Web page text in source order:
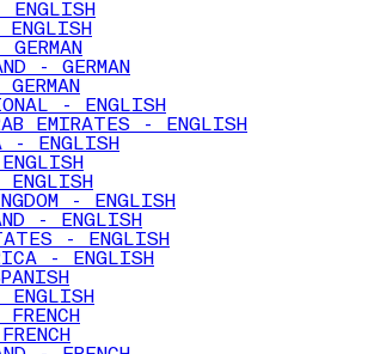
ENGLISH
- GERMAN
- ENGLISH
EMIRATES - ENGLISH
- ENGLISH
ENGLISH
- ENGLISH
- ENGLISH
- ENGLISH
- ENGLISH